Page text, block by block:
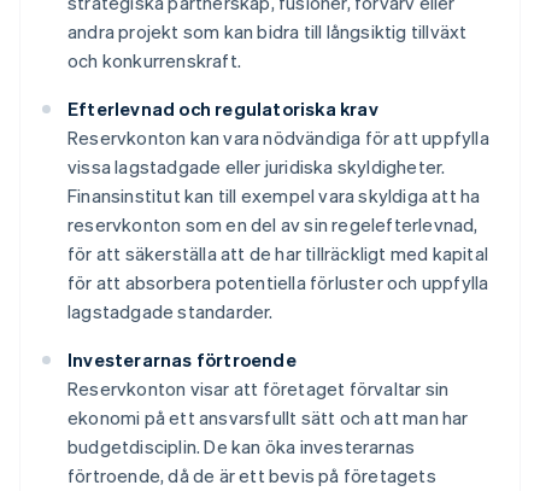
andra projekt som kan bidra till långsiktig tillväxt
och konkurrenskraft.
Efterlevnad och regulatoriska krav
Reservkonton kan vara nödvändiga för att uppfylla
vissa lagstadgade eller juridiska skyldigheter.
Finansinstitut kan till exempel vara skyldiga att ha
reservkonton som en del av sin regelefterlevnad,
för att säkerställa att de har tillräckligt med kapital
för att absorbera potentiella förluster och uppfylla
lagstadgade standarder.
Investerarnas förtroende
Reservkonton visar att företaget förvaltar sin
ekonomi på ett ansvarsfullt sätt och att man har
budgetdisciplin. De kan öka investerarnas
förtroende, då de är ett bevis på företagets